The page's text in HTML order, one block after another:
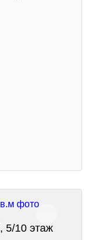
, 5/10 этаж